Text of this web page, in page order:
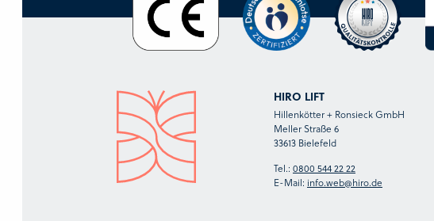
HIRO LIFT
Hillenkötter + Ronsieck GmbH
Meller Straße 6
33613 Bielefeld
Tel.: 0800 544 22 22
E-Mail: info.web@hiro.de